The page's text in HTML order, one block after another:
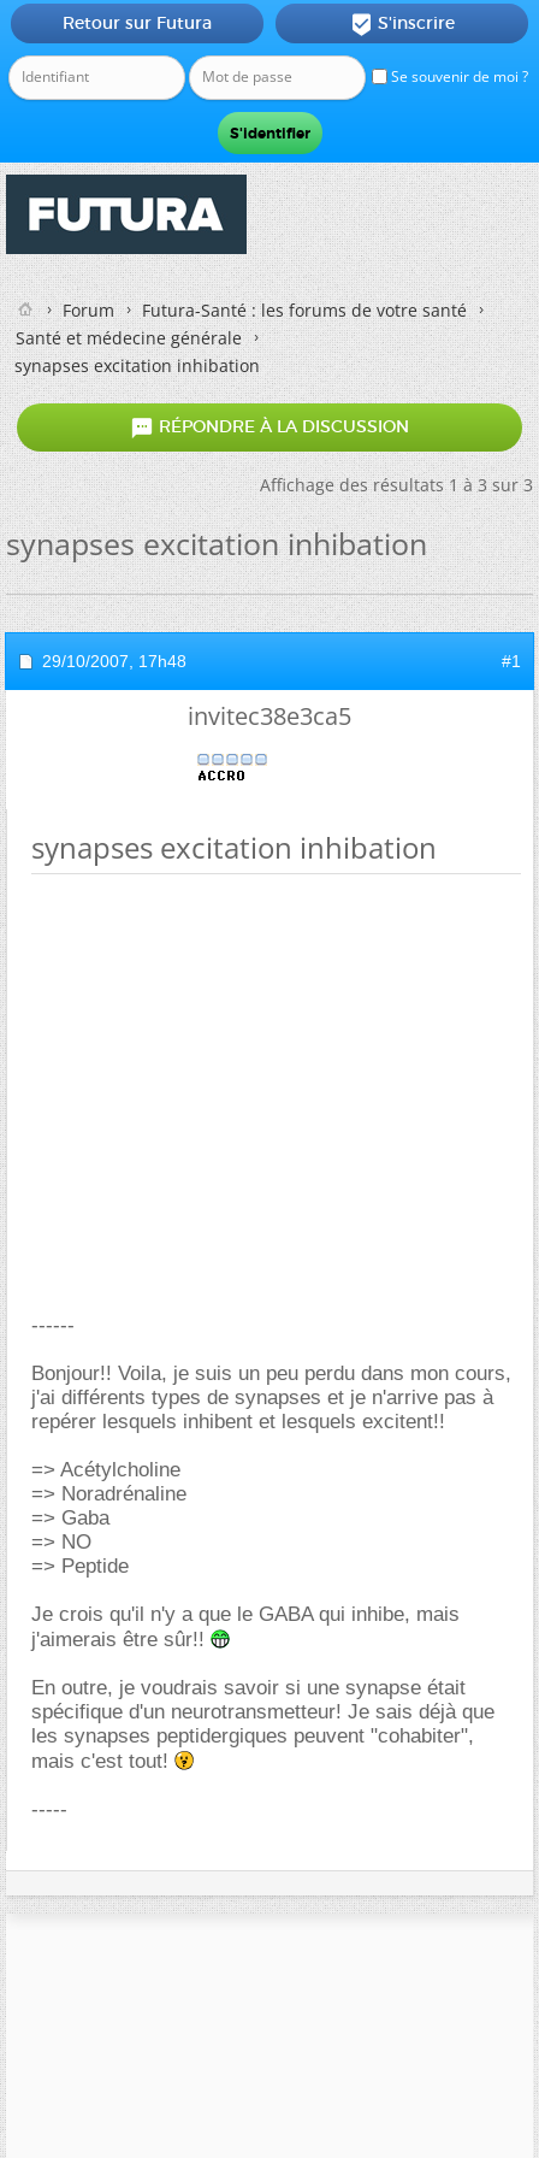
Se souvenir de moi ?
Retour sur Futura  S'inscrire
Forum
Futura-Santé : les forums de votre santé
Santé et médecine générale
synapses excitation inhibation
 RÉPONDRE À LA DISCUSSION
Affichage des résultats 1 à 3 sur 3
synapses excitation inhibation
29/10/2007, 17h48 #1
invitec38e3ca5
synapses excitation inhibation
------
Bonjour!! Voila, je suis un peu perdu dans mon cours,
j'ai différents types de synapses et je n'arrive pas à
repérer lesquels inhibent et lesquels excitent!!
=> Acétylcholine
=> Noradrénaline
=> Gaba
=> NO
=> Peptide
Je crois qu'il n'y a que le GABA qui inhibe, mais
j'aimerais être sûr!!
En outre, je voudrais savoir si une synapse était
spécifique d'un neurotransmetteur! Je sais déjà que
les synapses peptidergiques peuvent "cohabiter",
mais c'est tout!
-----